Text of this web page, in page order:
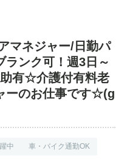
護方針
約
せ
マネジャー/日勤パ
ランク可！週3日～
有☆介護付有料老
ーのお仕事です☆(g
中 車・バイク通勤OK